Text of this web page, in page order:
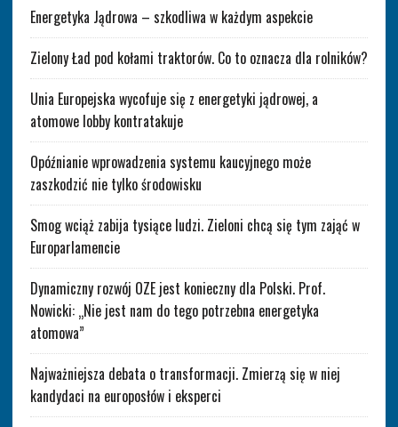
Energetyka Jądrowa – szkodliwa w każdym aspekcie
Zielony Ład pod kołami traktorów. Co to oznacza dla rolników?
Unia Europejska wycofuje się z energetyki jądrowej, a
atomowe lobby kontratakuje
Opóźnianie wprowadzenia systemu kaucyjnego może
zaszkodzić nie tylko środowisku
Smog wciąż zabija tysiące ludzi. Zieloni chcą się tym zająć w
Europarlamencie
Dynamiczny rozwój OZE jest konieczny dla Polski. Prof.
Nowicki: „Nie jest nam do tego potrzebna energetyka
atomowa”
Najważniejsza debata o transformacji. Zmierzą się w niej
kandydaci na europosłów i eksperci